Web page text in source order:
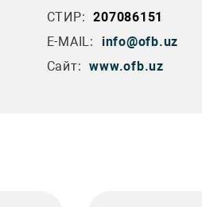
СТИР: 207086151
E-MAIL:
info@ofb.uz
Сайт: www.ofb.uz